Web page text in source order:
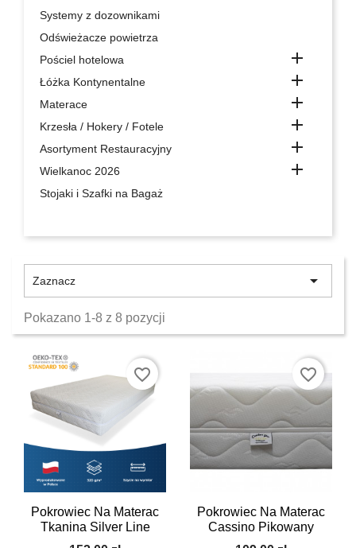
Systemy z dozownikami
Odświeżacze powietrza
Pościel hotelowa

Łóżka Kontynentalne 
Materace 
Krzesła / Hokery / Fotele 
Asortyment Restauracyjny 
Wielkanoc 2026 
Stojaki i Szafki na Bagaż
Zaznacz 
Pokazano 1-8 z 8 pozycji
Pokrowiec Na Materac
Tkanina Silver Line
favorite_border
Pokrowiec Na Materac
Cassino Pikowany
favorite_border